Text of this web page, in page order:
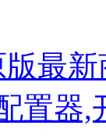
最
置器,